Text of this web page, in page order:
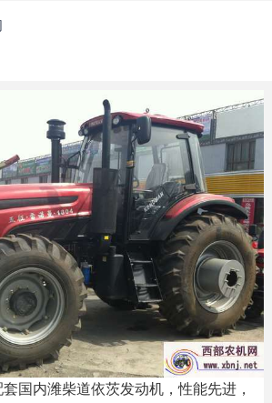
国内潍柴道依茨发动机，性能先进，